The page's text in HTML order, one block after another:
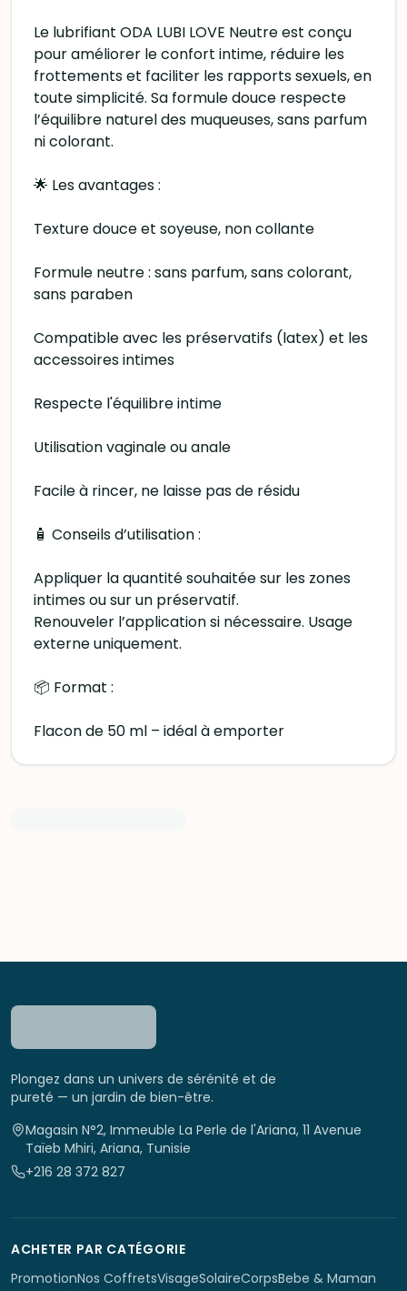
Le lubrifiant ODA LUBI LOVE Neutre est conçu
pour améliorer le confort intime, réduire les
frottements et faciliter les rapports sexuels, en
toute simplicité. Sa formule douce respecte
l’équilibre naturel des muqueuses, sans parfum
ni colorant.
🌟 Les avantages :
Texture douce et soyeuse, non collante
Formule neutre : sans parfum, sans colorant,
sans paraben
Compatible avec les préservatifs (latex) et les
accessoires intimes
Respecte l'équilibre intime
Utilisation vaginale ou anale
Facile à rincer, ne laisse pas de résidu
🧴 Conseils d’utilisation :
Appliquer la quantité souhaitée sur les zones
intimes ou sur un préservatif.
Renouveler l’application si nécessaire. Usage
externe uniquement.
📦 Format :
Flacon de 50 ml – idéal à emporter
Plongez dans un univers de sérénité et de
pureté — un jardin de bien-être.
Magasin N°2, Immeuble La Perle de l'Ariana, 11 Avenue
Taïeb Mhiri, Ariana, Tunisie
+216 28 372 827
ACHETER PAR CATÉGORIE
PromotionNos CoffretsVisageSolaireCorpsBebe & Maman